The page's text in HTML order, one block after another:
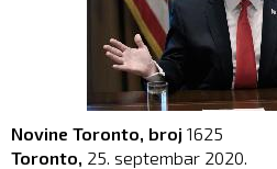
Novine Toronto, broj 1625
Toronto, 25. septembar 2020.